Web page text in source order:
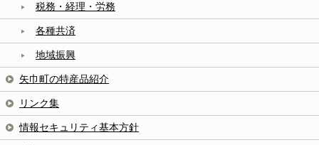
税務・経理・労務
各種共済
地域振興
矢巾町の特産品紹介
リンク集
情報セキュリティ基本方針